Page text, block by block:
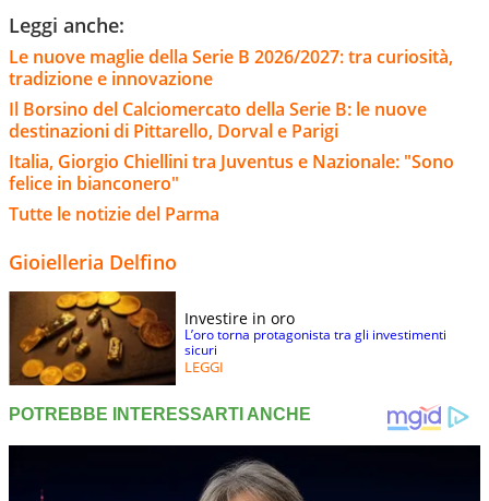
Leggi anche:
Le nuove maglie della Serie B 2026/2027: tra curiosità,
tradizione e innovazione
Il Borsino del Calciomercato della Serie B: le nuove
destinazioni di Pittarello, Dorval e Parigi
Italia, Giorgio Chiellini tra Juventus e Nazionale: "Sono
felice in bianconero"
Tutte le notizie del Parma
Gioielleria Delfino
Investire in oro
L’oro torna protagonista tra gli investimenti
sicuri
LEGGI